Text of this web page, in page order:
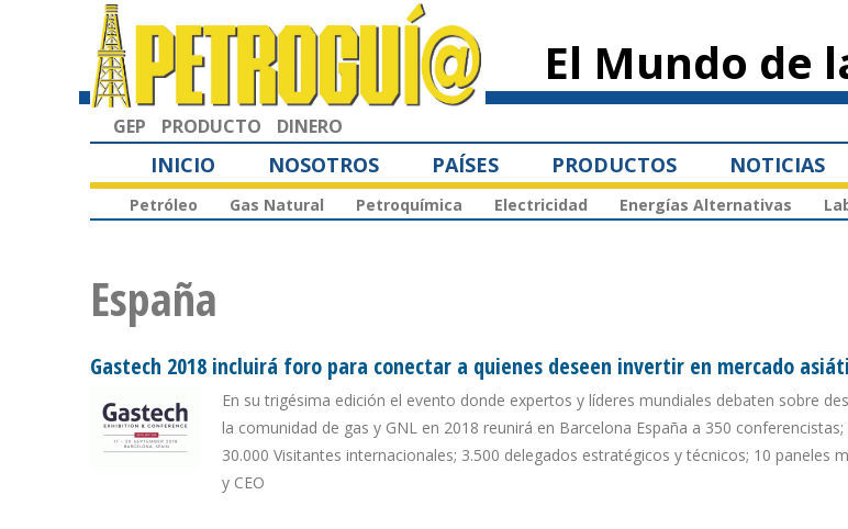
principal
El Mundo de
GEP PRODUCTO DINERO
INICIO NOSOTROS PAÍSES PRODUCTOS NOTICIAS
Petróleo Gas Natural Petroquímica Electricidad Energías Alternativas
España
Gastech 2018 incluirá foro para conectar a quienes deseen invertir en mercado
En su trigésima edición el evento donde expertos y líderes mundiales debaten sobre
la comunidad de gas y GNL en 2018 reunirá en Barcelona España a 350
30.000 Visitantes internacionales; 3.500 delegados estratégicos y técnicos; 10 paneles
y CEO